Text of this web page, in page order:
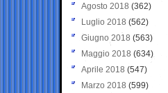
Agosto 2018 (362)
Luglio 2018 (562)
Giugno 2018 (563)
Maggio 2018 (634)
Aprile 2018 (547)
Marzo 2018 (599)